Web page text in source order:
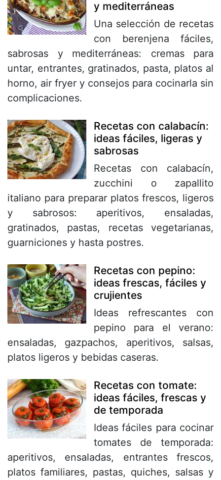
y mediterráneas
Una selección de recetas
con berenjena fáciles,
sabrosas y mediterráneas: cremas para
untar, entrantes, gratinados, pasta, platos al
horno, air fryer y consejos para cocinarla sin
complicaciones.
Recetas con calabacín:
ideas fáciles, ligeras y
sabrosas
Recetas con calabacín,
zucchini o zapallito
italiano para preparar platos frescos, ligeros
y sabrosos: aperitivos, ensaladas,
gratinados, pastas, recetas vegetarianas,
guarniciones y hasta postres.
Recetas con pepino:
ideas frescas, fáciles y
crujientes
Ideas refrescantes con
pepino para el verano:
ensaladas, gazpachos, aperitivos, salsas,
platos ligeros y bebidas caseras.
Recetas con tomate:
ideas fáciles, frescas y
de temporada
Ideas fáciles para cocinar
tomates de temporada:
aperitivos, ensaladas, entrantes frescos,
platos familiares, pastas, quiches, salsas y